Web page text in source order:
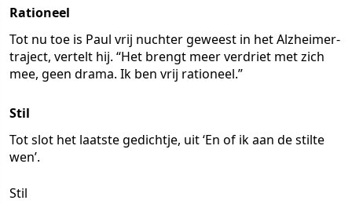
Rationeel
Tot nu toe is Paul vrij nuchter geweest in het Alzheimer-
traject, vertelt hij. “Het brengt meer verdriet met zich
mee, geen drama. Ik ben vrij rationeel.”
Stil
Tot slot het laatste gedichtje, uit ‘En of ik aan de stilte
wen’.
Stil